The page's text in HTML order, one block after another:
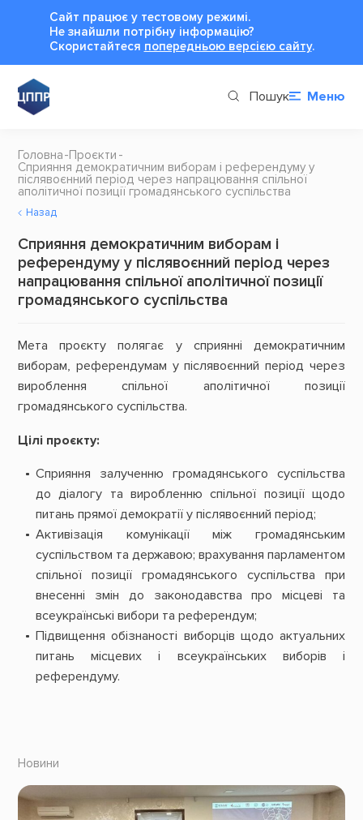
Сайт працює у тестовому режимі.
Не знайшли потрібну інформацію?
Cкористайтеся попередньою версією сайту.
Пошук Меню
Головна Проєкти
Сприяння демократичним виборам і референдуму у
післявоєнний період через напрацювання спільної
аполітичної позиції громадянського суспільства
Назад
Сприяння демократичним виборам і
референдуму у післявоєнний період через
напрацювання спільної аполітичної позиції
громадянського суспільства
Мета проєкту полягає у сприянні демократичним
виборам, референдумам у післявоєнний період через
вироблення спільної аполітичної позиції
громадянського суспільства.
Цілі проєкту:
Сприяння залученню громадянського суспільства
до діалогу та виробленню спільної позиції щодо
питань прямої демократії у післявоєнний період;
Активізація комунікації між громадянським
суспільством та державою; врахування парламентом
спільної позиції громадянського суспільства при
внесенні змін до законодавства про місцеві та
всеукраїнські вибори та референдум;
Підвищення обізнаності виборців щодо актуальних
питань місцевих і всеукраїнських виборів і
референдуму.
Новини